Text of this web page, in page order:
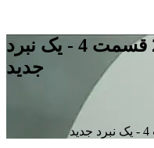
سریال کاسلوانیا فصل 2 قسمت 4 - یک نبرد
جدید